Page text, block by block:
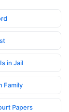
in Jail
Family
Papers